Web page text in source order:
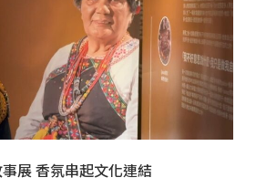
展 香氛串起文化連結